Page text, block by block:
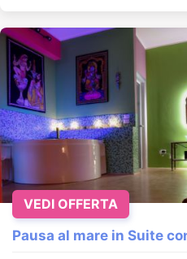
Pausa al mare in Suite
VEDI OFFERTA